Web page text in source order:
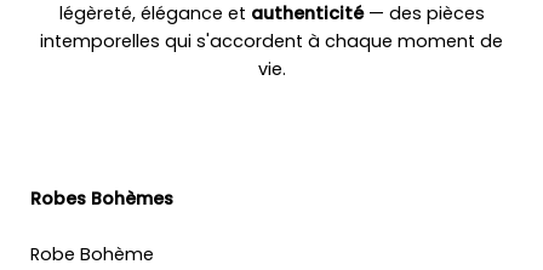
légèreté, élégance et authenticité— des pièces
intemporelles qui s'accordent à chaque moment de
vie.
Robes Bohèmes
Robe Bohème